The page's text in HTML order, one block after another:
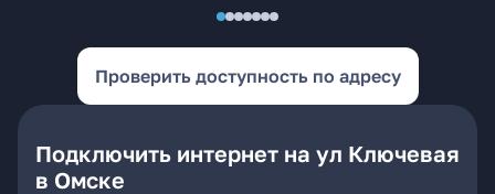
Проверить доступность по адресу
Подключить интернет на ул Ключевая
в Омске